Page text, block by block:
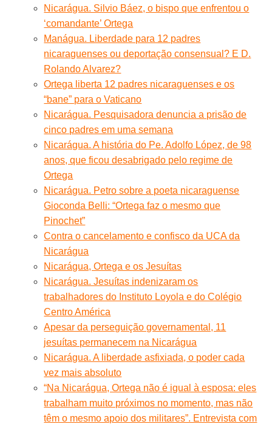
Nicarágua. Silvio Báez, o bispo que enfrentou o
‘comandante’ Ortega
Manágua. Liberdade para 12 padres
nicaraguenses ou deportação consensual? E D.
Rolando Alvarez?
Ortega liberta 12 padres nicaraguenses e os
“bane” para o Vaticano
Nicarágua. Pesquisadora denuncia a prisão de
cinco padres em uma semana
Nicarágua. A história do Pe. Adolfo López, de 98
anos, que ficou desabrigado pelo regime de
Ortega
Nicarágua. Petro sobre a poeta nicaraguense
Gioconda Belli: “Ortega faz o mesmo que
Pinochet”
Contra o cancelamento e confisco da UCA da
Nicarágua
Nicarágua, Ortega e os Jesuítas
Nicarágua. Jesuítas indenizaram os
trabalhadores do Instituto Loyola e do Colégio
Centro América
Apesar da perseguição governamental, 11
jesuítas permanecem na Nicarágua
Nicarágua. A liberdade asfixiada, o poder cada
vez mais absoluto
“Na Nicarágua, Ortega não é igual à esposa: eles
trabalham muito próximos no momento, mas não
têm o mesmo apoio dos militares”. Entrevista com